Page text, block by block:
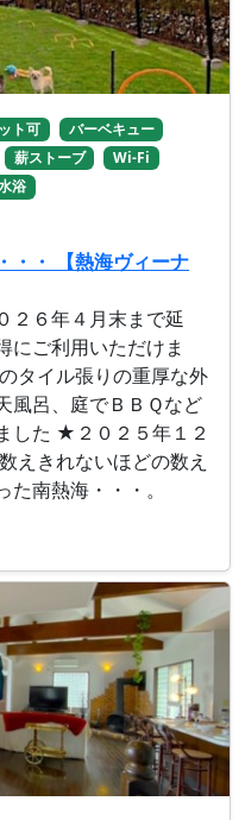
ト可
バーベキュー
薪ストーブ
Wi-Fi
浴
・・ 【熱海ヴィーナ
２６年４月末まで延
にご利用いただけま
タイル張りの重厚な外
風呂、庭でＢＢＱなど
した ★２０２５年１２
えきれないほどの数え
南熱海・・・。